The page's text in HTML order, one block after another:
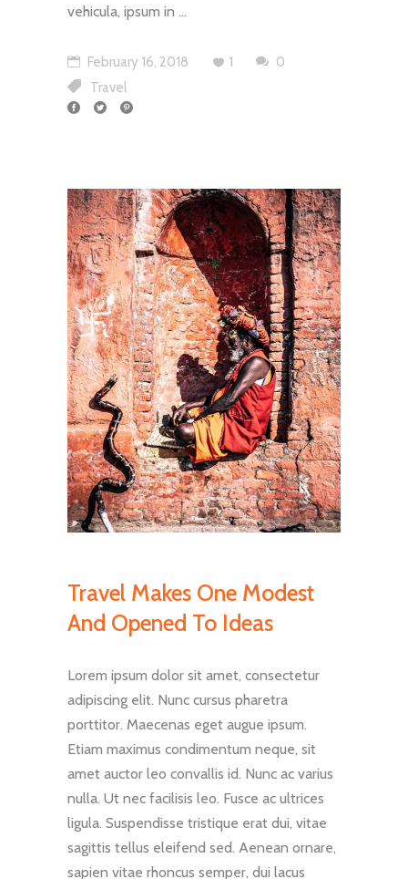
vehicula, ipsum in
February 16, 2018 1
0
Travel
Travel Makes One Modest
And Opened To Ideas
Lorem ipsum dolor sit amet, consectetur
adipiscing elit. Nunc cursus pharetra
porttitor. Maecenas eget augue ipsum.
Etiam maximus condimentum neque, sit
amet auctor leo convallis id. Nunc ac varius
nulla. Ut nec facilisis leo. Fusce ac ultrices
ligula. Suspendisse tristique erat dui, vitae
sagittis tellus eleifend sed. Aenean ornare,
sapien vitae rhoncus semper, dui lacus